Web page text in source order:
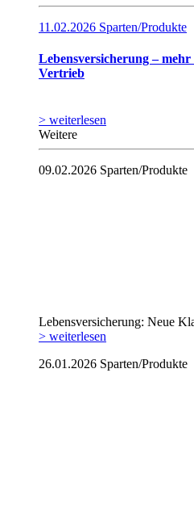
11.02.2026 Sparten/Produkte
Lebensversicherung –
Vertrieb
> weiterlesen
Weitere
09.02.2026 Sparten/Produkte
Lebensversicherung: Neue
> weiterlesen
26.01.2026 Sparten/Produkte